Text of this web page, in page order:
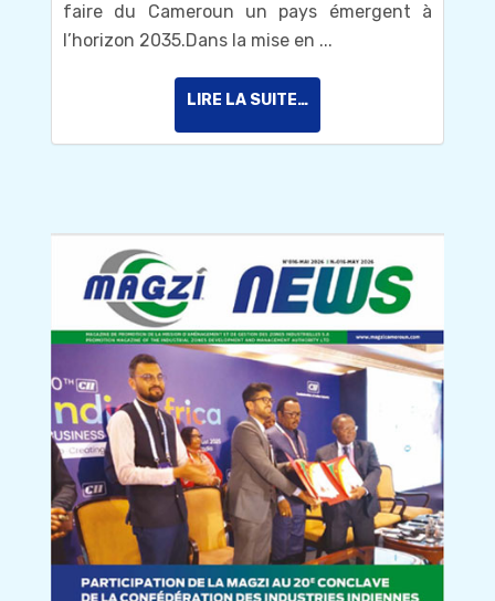
faire du Cameroun un pays émergent à
l’horizon 2035.Dans la mise en ...
LIRE LA SUITE…